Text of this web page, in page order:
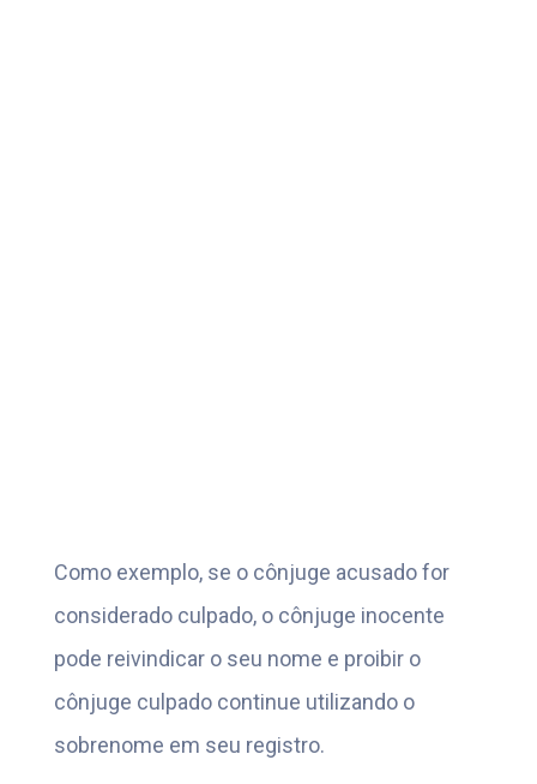
Como exemplo, se o cônjuge acusado for
considerado culpado, o cônjuge inocente
pode reivindicar o seu nome e proibir o
cônjuge culpado continue utilizando o
sobrenome em seu registro.